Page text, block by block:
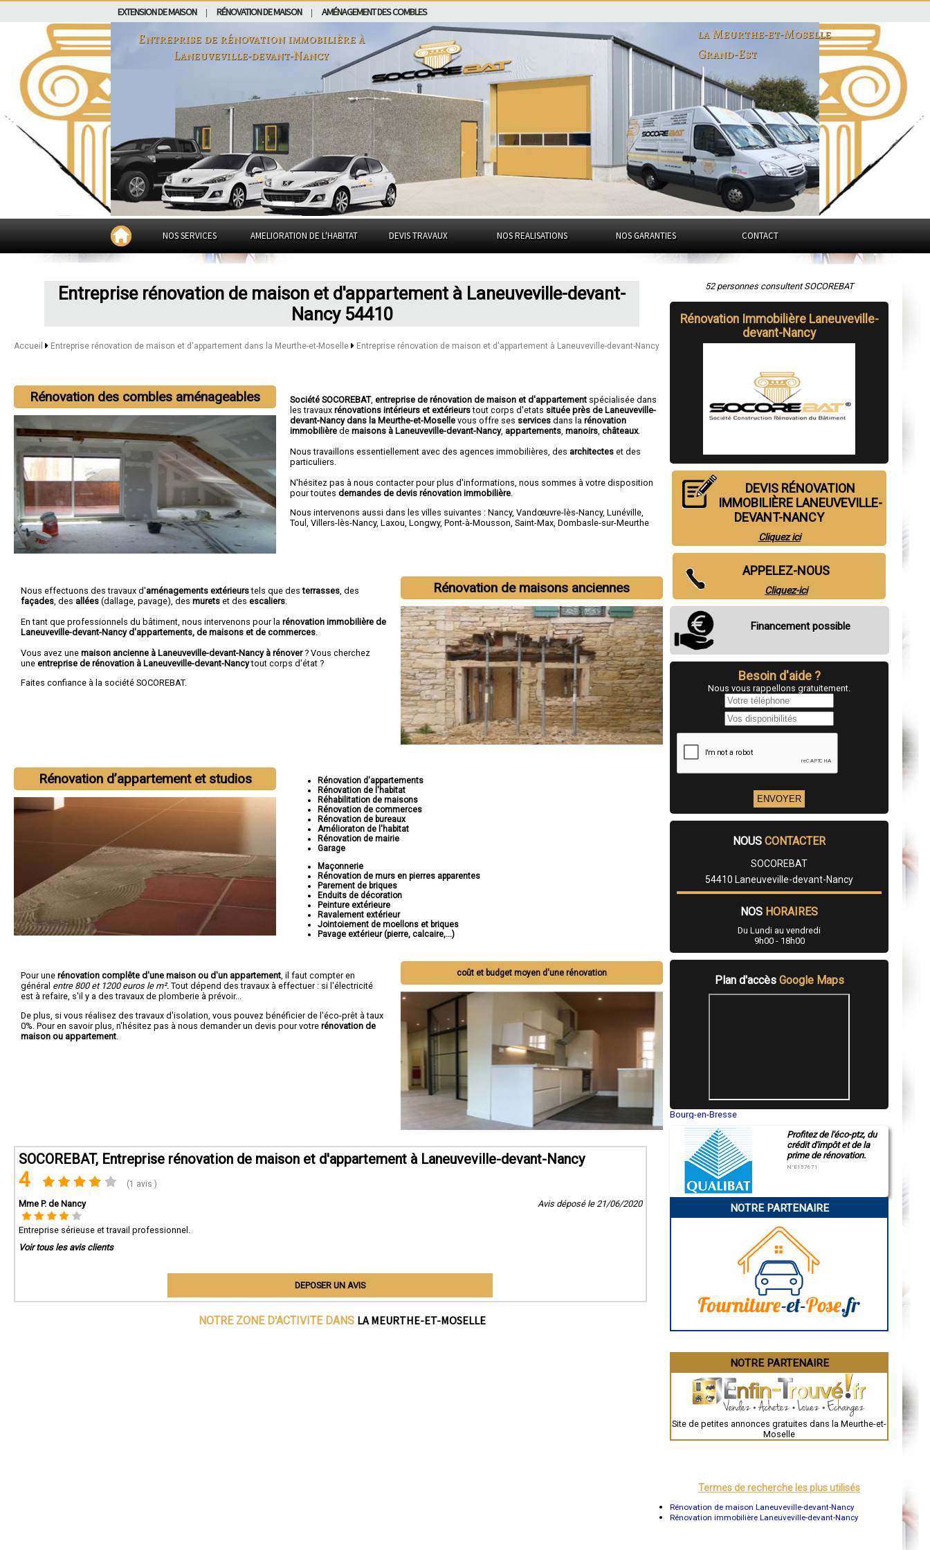
EXTENSION DE MAISON RÉNOVATION DE MAISON AMÉNAGEMENT DES COMBLES
Entreprise de rénovation immobilière à
Laneuveville-devant-Nancy
la Meurthe-et-Moselle
Grand-Est
NOS SERVICES AMELIORATION DE L'HABITAT DEVIS TRAVAUX NOS REALISATIONS NOS GARANTIES CONTACT
Entreprise rénovation de maison et d'appartement à Laneuveville-devant-
Nancy 54410
Accueil Entreprise rénovation de maison et d'appartement dans la Meurthe-et-Moselle Entreprise rénovation de maison et d'appartement à Laneuveville-devant-Nancy
Rénovation des combles aménageables Société SOCOREBAT,entreprise de rénovation de maison et d'appartement spécialisée dans
les travauxrénovations intérieurs et extérieurstout corps d'etats située près de Laneuveville-
devant-Nancy dans la Meurthe-et-Mosellevous offre ses services dans larénovation
immobilière demaisons à Laneuveville-devant-Nancy, appartements ,manoirs ,châteaux.
Nous travaillons essentiellement avec des agences immobilières, des architectes et des
particuliers.
N'hésitez pas à nous contacter pour plus d'informations, nous sommes à votre disposition
pour toutesdemandes de devis rénovation immobilière
Nous intervenons aussi dans les villes suivantes :Nancy,Vandœuvre-lès-Nancy,Lunéville
Toul ,Villers-lès-Nancy,Laxou ,Longwy,Pont-à-Mousson ,Saint-Max ,Dombasle-sur-Meurthe
Rénovation de maisons anciennes
Nous effectuons des travaux d'aménagements extérieurstels que desterrasses , des
façades , des allées (dallage, pavage), des murets et des escaliers
En tant que professionnels du bâtiment, nous intervenons pour la rénovation immobilière de
Laneuveville-devant-Nancy d'appartements, de maisons et de commerces
Vous avez une maison ancienne à Laneuveville-devant-Nancy à rénover? Vous cherchez
une entreprise de rénovation à Laneuveville-devant-Nancytout corps d'état ?
Faites confiance à la société SOCOREBAT.
Rénovation d’appartement et studios
Rénovation d'appartements
Rénovation de l'habitat
Réhabilitation de maisons
Rénovation de commerces
Rénovation de bureaux
Amélioraton de l'habitat
Rénovation de mairie
Garage
Maçonnerie
Rénovation de murs en pierres apparentes
Parement de briques
Enduits de décoration
Peinture extérieure
Ravalement extérieur
Jointoiement de moellons et briques
Pavage extérieur (pierre, calcaire,...)
coût et budget moyen d'une rénovation
Pour une rénovation complête d'une maison ou d'un appartement , il faut compter en
général entre 800 et 1200 euros le m². Tout dépend des travaux à effectuer : si l'électricité
est à refaire, s'il y a des travaux de plomberie à prévoir...
De plus, si vous réalisez des travaux d'isolation, vous pouvez bénéficier de l'éco-prêt à taux
0%. Pour en savoir plus, n'hésitez pas à nous demander un devis pour votre rénovation de
maison ou appartement
SOCOREBAT, Entreprise rénovation de maison et d'appartement à Laneuveville-devant-Nancy
4 (1 avis )
Mme P. de Nancy Avis déposé le 21/06/2020
Entreprise sérieuse et travail professionnel.
Voir tous les avis clients
DEPOSER UN AVIS
NOTRE ZONE D'ACTIVITE DANS LA MEURTHE-ET-MOSELLE
52 personnes consultent SOCOREBAT
Rénovation Immobilière Laneuveville-
devant-Nancy
DEVIS RÉNOVATION
IMMOBILIÈRE LANEUVEVILLE-
DEVANT-NANCY
Cliquez ici
APPELEZ-NOUS
Cliquez-ici
Financement possible
Besoin d'aide ?
Nous vous rappellons gratuitement.
NOUS CONTACTER
SOCOREBAT
54410 Laneuveville-devant-Nancy
NOS HORAIRES
Du Lundi au vendredi
9h00 - 18h00
Plan d'accès Google Maps
Bourg-en-Bresse
Montluçon
Manosque
Gap
Charleville-Mézières
Pamiers
Narbonne
Brive-la-Gaillarde
Guéret
Besançon
Évreux
Chartres
Nîmes
Auch
Grenoble
Mont-de-Marsan
Blois
Profitez de l'éco-ptz, du
crédit d'impôt et de la
prime de rénovation.
N°E157671
NOTRE PARTENAIRE
NOTRE PARTENAIRE
Site de petites annonces gratuites dans la Meurthe-et-
Moselle
Termes de recherche les plus utilisés
Rénovation de maison Laneuveville-devant-Nancy
Rénovation immobilière Laneuveville-devant-Nancy